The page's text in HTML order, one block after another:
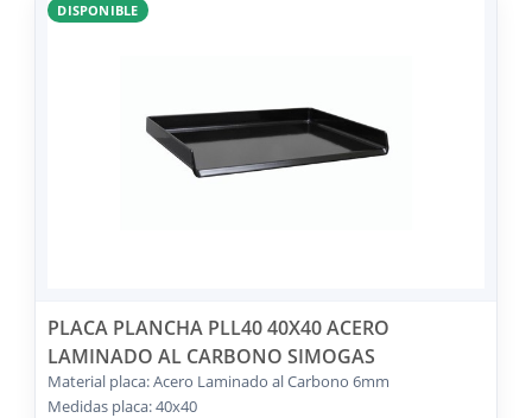
DISPONIBLE
PLACA PLANCHA PLL40 40X40 ACERO
LAMINADO AL CARBONO SIMOGAS
Material placa: Acero Laminado al Carbono 6mm
Medidas placa: 40x40